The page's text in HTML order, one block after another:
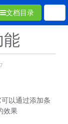
文档目录
以通过添加条
效果